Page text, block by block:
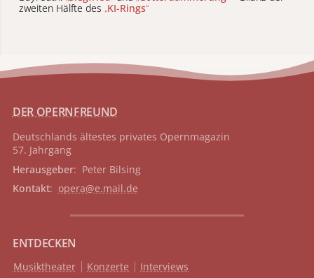
zweiten Hälfte des „KI-Rings“
DER OPERNFREUND
Deutschlands ältestes privates Opernmagazin
57. Jahrgang
Herausgeber: Peter Bilsing
Kontakt: opera@e.mail.de
ENTDECKEN
Musiktheater Konzerte Interviews